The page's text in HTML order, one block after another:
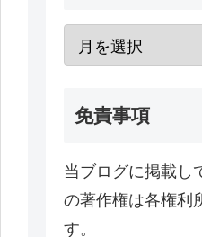
免責事項
当ブログに掲載し
の著作権は各権利
す。